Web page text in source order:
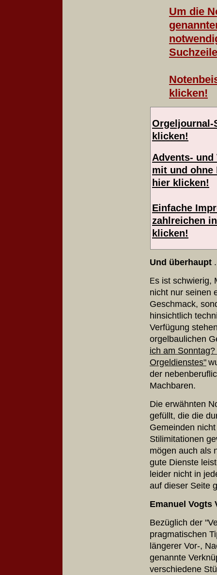
Um die
klicken!
Orgeljournal-
klicken!
Advents-
mit und
hier klicken!
Einfache
zahlreichen
klicken!
Und überhaupt
Es ist schwierig,
nicht nur seinen
Geschmack,
hinsichtlich
Verfügung
orgelbaulichen
ich am
Orgeldienstes"
der
Machbaren.
Die erwähnten
gefüllt, die die
Gemeinden
Stilimitationen
mögen auch als
gute Dienste
leider nicht in
auf dieser Seite
Emanuel Vogts
Bezüglich der
pragmatischen
längerer Vor-,
genannte
verschiedene